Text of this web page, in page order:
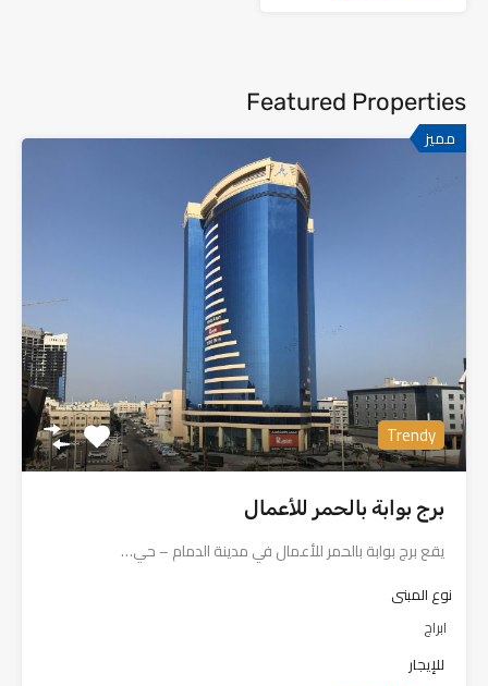
Featured Properties
مميز
Trendy
برج بوابة بالحمر للأعمال
يقع برج بوابة بالحمر للأعمال في مدينة الدمام – حي…
نوع المبنى
ابراج
للإيجار